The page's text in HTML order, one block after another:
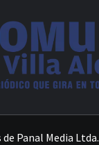
Panal Media Ltda.